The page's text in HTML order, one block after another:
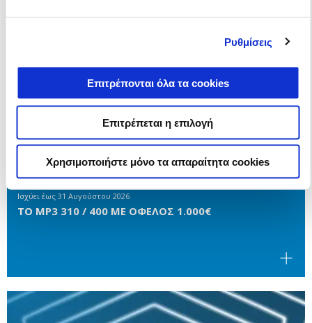
Ρυθμίσεις
Επιτρέπονται όλα τα cookies
Επιτρέπεται η επιλογή
Χρησιμοποιήστε μόνο τα απαραίτητα cookies
Ισχύει έως 31 Αυγούστου 2026
ΤΟ MP3 310 / 400 ΜΕ ΟΦΕΛΟΣ 1.000€